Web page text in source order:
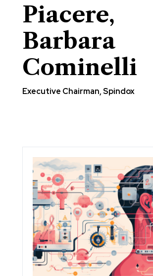
Piacere,
Barbara
Cominelli
Executive Chairman, Spindox